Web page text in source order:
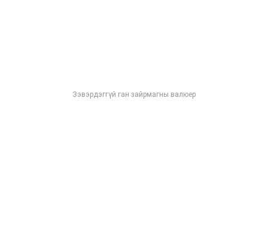
Зэвэрдэггүй ган зайрмагны валюер